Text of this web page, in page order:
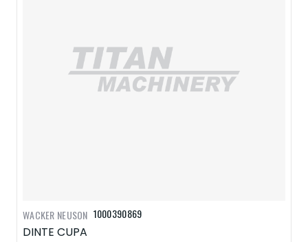
1000390869
DINTE CUPA
WACKER NEUSON